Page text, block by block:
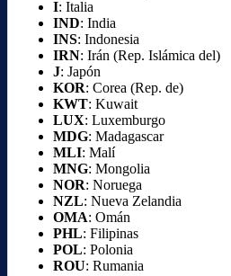
I: Italia
IND: India
INS: Indonesia
IRN: Irán (Rep. Islámica del)
J: Japón
KOR: Corea (Rep. de)
KWT: Kuwait
LUX: Luxemburgo
MDG: Madagascar
MLI: Malí
MNG: Mongolia
NOR: Noruega
NZL: Nueva Zelandia
OMA: Omán
PHL: Filipinas
POL: Polonia
ROU: Rumania